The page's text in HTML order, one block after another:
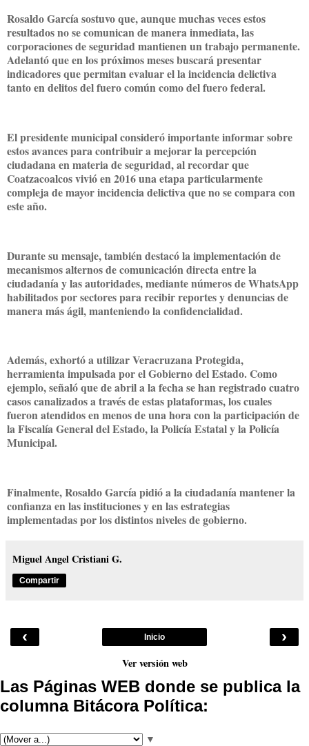
Rosaldo García sostuvo que, aunque muchas veces estos
resultados no se comunican de manera inmediata, las
corporaciones de seguridad mantienen un trabajo permanente.
Adelantó que en los próximos meses buscará presentar
indicadores que permitan evaluar el la incidencia delictiva
tanto en delitos del fuero común como del fuero federal.
El presidente municipal consideró importante informar sobre
estos avances para contribuir a mejorar la percepción
ciudadana en materia de seguridad, al recordar que
Coatzacoalcos vivió en 2016 una etapa particularmente
compleja de mayor incidencia delictiva que no se compara con
este año.
Durante su mensaje, también destacó la implementación de
mecanismos alternos de comunicación directa entre la
ciudadanía y las autoridades, mediante números de WhatsApp
habilitados por sectores para recibir reportes y denuncias de
manera más ágil, manteniendo la confidencialidad.
Además, exhortó a utilizar Veracruzana Protegida,
herramienta impulsada por el Gobierno del Estado. Como
ejemplo, señaló que de abril a la fecha se han registrado cuatro
casos canalizados a través de estas plataformas, los cuales
fueron atendidos en menos de una hora con la participación de
la Fiscalía General del Estado, la Policía Estatal y la Policía
Municipal.
Finalmente, Rosaldo García pidió a la ciudadanía mantener la
confianza en las instituciones y en las estrategias
implementadas por los distintos niveles de gobierno.
Miguel Angel Cristiani G.
Compartir
‹ ›
Inicio
Ver versión web
Las Páginas WEB donde se publica la
columna Bitácora Política:
▼